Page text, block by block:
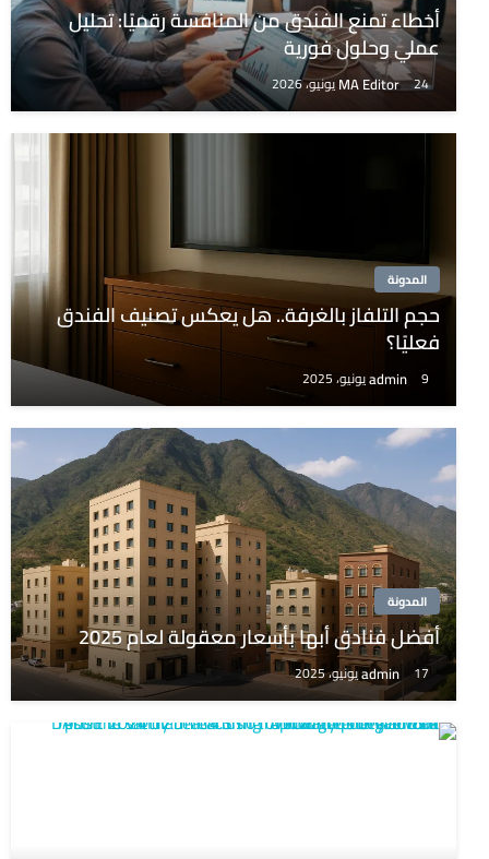
أخطاء تمنع الفندق من المنافسة رقميًا: تحليل
عملي وحلول فورية
MA Editor 24 يونيو، 2026
المدونة
حجم التلفاز بالغرفة.. هل يعكس تصنيف الفندق
فعليًا؟
admin 9 يونيو، 2025
المدونة
أفضل فنادق أبها بأسعار معقولة لعام 2025
admin 17 يونيو، 2025